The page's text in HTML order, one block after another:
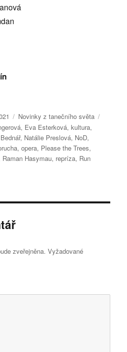
Rubriky:
Novinky z tanečního světa
, Eva Esterková,kultura,
, Natálie Preslová, NoD,
,opera, Please the Trees,
Raman Hasymau, repríza, Run
zveřejněna. Vyžadované